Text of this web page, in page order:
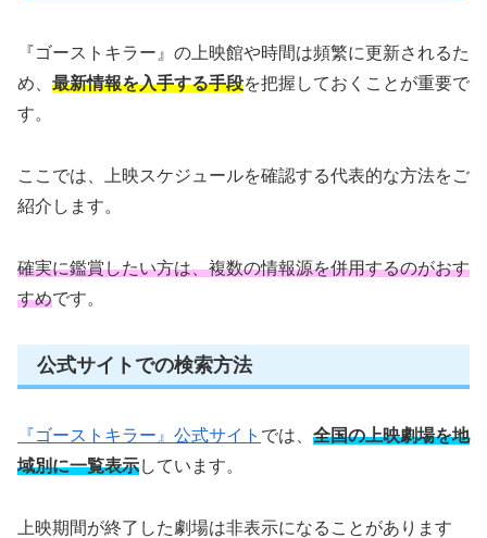
『ゴーストキラー』の上映館や時間は頻繁に更新されるた
め、 最新情報を入手する手段を把握しておくことが重要で
す。
ここでは、上映スケジュールを確認する代表的な方法をご
紹介します。
確実に鑑賞したい方は、複数の情報源を併用するのがおす
すめです。
公式サイトでの検索方法
『ゴーストキラー』公式サイト では、 全国の上映劇場を地
域別に一覧表示しています。
上映期間が終了した劇場は非表示になることがあります